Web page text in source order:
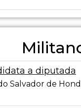
a diputada
Salvador de